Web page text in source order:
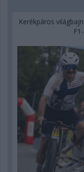
Kerékpáros